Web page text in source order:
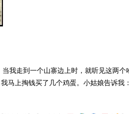
走到一个山寨边上时，就听见这两个
马上掏钱买了几个鸡蛋。小姑娘告诉